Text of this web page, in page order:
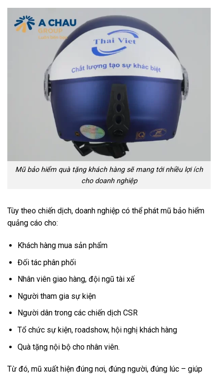
Mũ bảo hiểm quà tặng khách hàng sẽ mang tới nhiều lợi ích
cho doanh nghiệp
Tùy theo chiến dịch, doanh nghiệp có thể phát mũ bảo hiểm
quảng cáo cho:
Khách hàng mua sản phẩm
Đối tác phân phối
Nhân viên giao hàng, đội ngũ tài xế
Người tham gia sự kiện
Người dân trong các chiến dịch CSR
Tổ chức sự kiện, roadshow, hội nghị khách hàng
Quà tặng nội bộ cho nhân viên.
Từ đó, mũ xuất hiện đúng nơi, đúng người, đúng lúc – giúp